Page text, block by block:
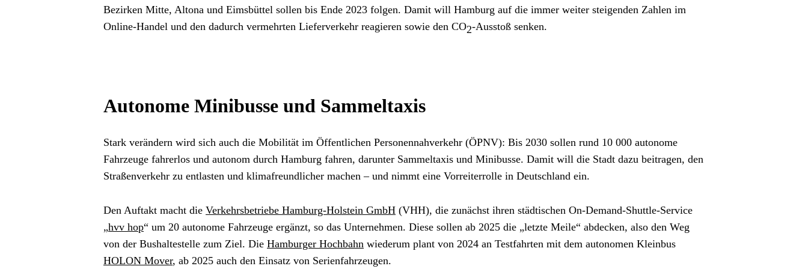
Bezirken Mitte, Altona und Eimsbüttel sollen bis Ende 2023 folgen. Damit will Hamburg auf die immer weiter steigenden Zahlen im
Online-Handel und den dadurch vermehrten Lieferverkehr reagieren sowie den CO2-Ausstoß senken.
Autonome Minibusse und Sammeltaxis
Stark verändern wird sich auch die Mobilität im Öffentlichen Personennahverkehr (ÖPNV): Bis 2030 sollen rund 10 000 autonome
Fahrzeuge fahrerlos und autonom durch Hamburg fahren, darunter Sammeltaxis und Minibusse. Damit will die Stadt dazu beitragen, den
Straßenverkehr zu entlasten und klimafreundlicher machen – und nimmt eine Vorreiterrolle in Deutschland ein.
Den Auftakt macht die Verkehrsbetriebe Hamburg-Holstein GmbH (VHH), die zunächst ihren städtischen On-Demand-Shuttle-Service
„hvv hop“ um 20 autonome Fahrzeuge ergänzt, so das Unternehmen. Diese sollen ab 2025 die „letzte Meile“ abdecken, also den Weg
von der Bushaltestelle zum Ziel. Die Hamburger Hochbahn
HOLON Mover, ab 2025 auch den Einsatz von Serienfahrzeugen.